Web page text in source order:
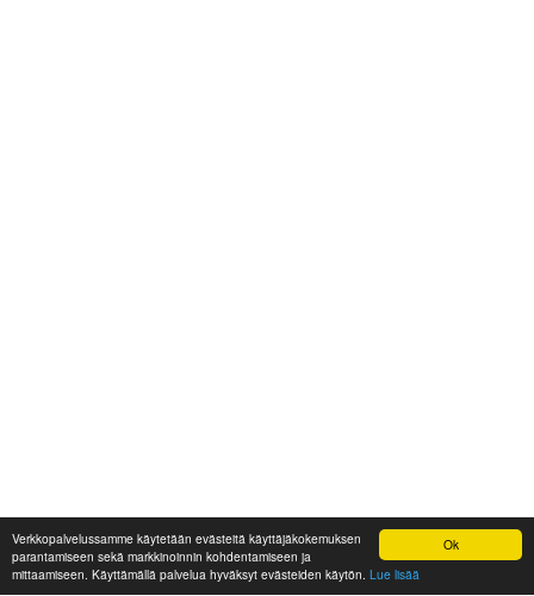
Ok
Verkkopalvelussamme käytetään evästeitä käyttäjäkokemuksen
parantamiseen sekä markkinoinnin kohdentamiseen ja
mittaamiseen. Käyttämällä palvelua hyväksyt evästeiden käytön. Lue lisää